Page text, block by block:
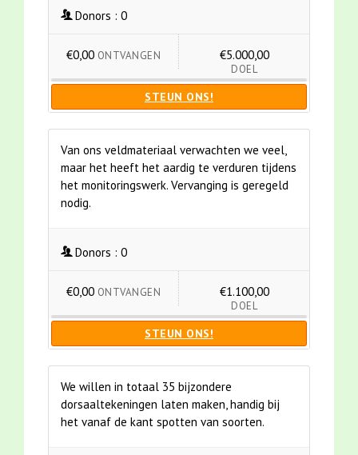
Donors : 0
€0,00 ONTVANGEN €5.000,00
DOEL
STEUN ONS!
Van ons veldmateriaal verwachten we veel,
maar het heeft het aardig te verduren tijdens
het monitoringswerk. Vervanging is geregeld
nodig.
Donors : 0
€0,00 ONTVANGEN €1.100,00
DOEL
STEUN ONS!
We willen in totaal 35 bijzondere
dorsaaltekeningen laten maken, handig bij
het vanaf de kant spotten van soorten.